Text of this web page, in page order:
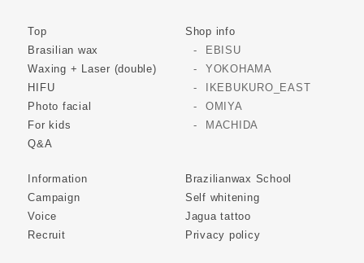
Top
Brasilian wax
Waxing + Laser (double)
HIFU
Photo facial
For kids
Q&A
Shop info
EBISU
YOKOHAMA
IKEBUKURO_EAST
OMIYA
MACHIDA
Information
Campaign
Voice
Recruit
Brazilianwax School
Self whitening
Jagua tattoo
Privacy policy